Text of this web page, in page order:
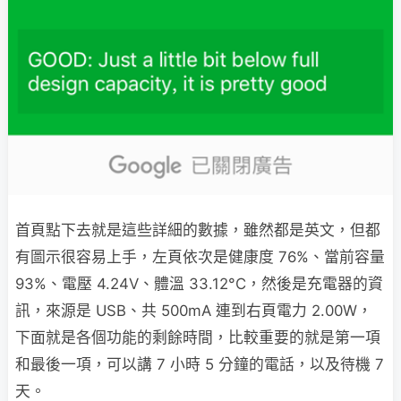
首頁點下去就是這些詳細的數據，雖然都是英文，但都
有圖示很容易上手，左頁依次是健康度 76%、當前容量
93%、電壓 4.24V、體溫 33.12°C，然後是充電器的資
訊，來源是 USB、共 500mA 連到右頁電力 2.00W，
下面就是各個功能的剩餘時間，比較重要的就是第一項
和最後一項，可以講 7 小時 5 分鐘的電話，以及待機 7
天。